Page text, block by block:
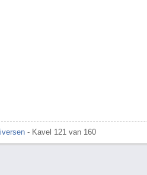
- Kavel 121 van 160